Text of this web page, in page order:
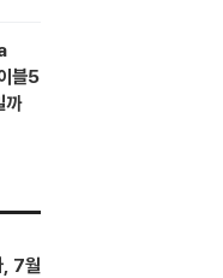
블5
까
, 7월